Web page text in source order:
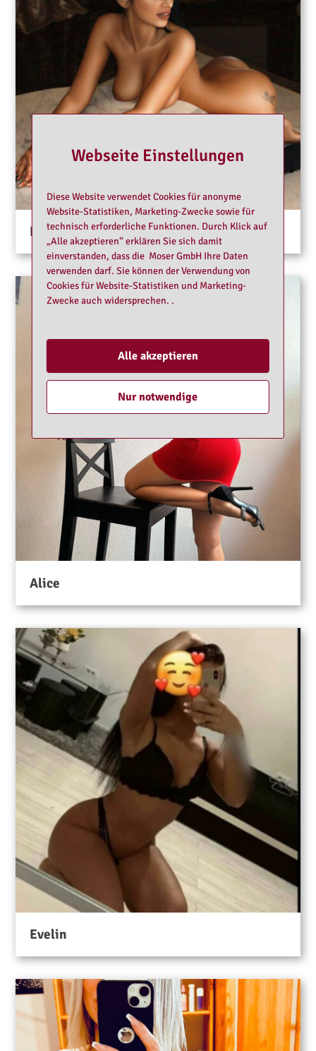
Webseite Einstellungen
Diese Website verwendet Cookies für anonyme
Website-Statistiken, Marketing-Zwecke sowie für
technisch erforderliche Funktionen. Durch Klick auf
„Alle akzeptieren“ erklären Sie sich damit
einverstanden, dass die Moser GmbH Ihre Daten
verwenden darf. Sie können der Verwendung von
Cookies für Website-Statistiken und Marketing-
Zwecke auch widersprechen. .
Alle akzeptieren
Nur notwendige
Roberta
Alice
Evelin